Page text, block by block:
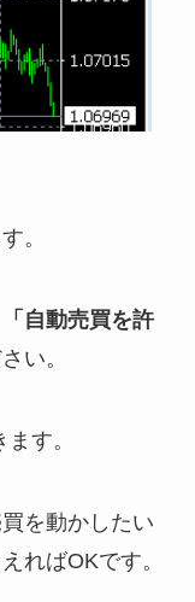
。
「自動売買を許
い。
す。
を動かしたい
ればOKです。